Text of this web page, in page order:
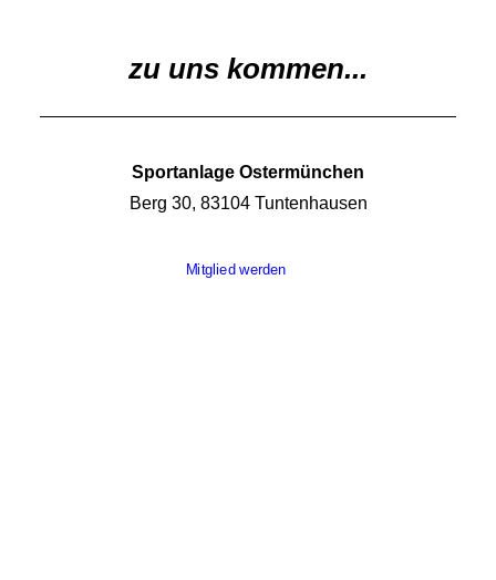
zu uns kommen...
Sportanlage Ostermünchen
Berg 30, 83104 Tuntenhausen
Mitglied werden